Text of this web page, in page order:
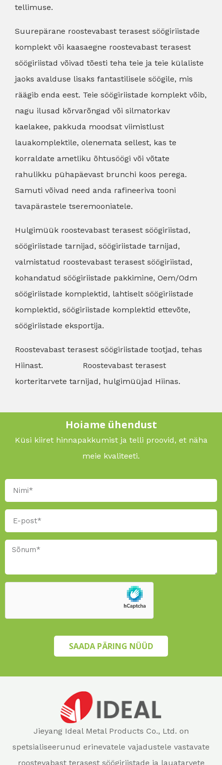
tellimuse.
Suurepärane roostevabast terasest söögiriistade
komplekt või kaasaegne roostevabast terasest
söögiriistad võivad tõesti teha teie ja teie külaliste
jaoks avalduse lisaks fantastilisele söögile, mis
räägib enda eest. Teie söögiriistade komplekt võib,
nagu ilusad kõrvarõngad või silmatorkav
kaelakee, pakkuda moodsat viimistlust
lauakomplektile, olenemata sellest, kas te
korraldate ametliku õhtusöögi või võtate
rahulikku pühapäevast brunchi koos perega.
Samuti võivad need anda rafineeriva tooni
tavapärastele tseremooniatele.
Hulgimüük roostevabast terasest söögiriistad,
söögiriistade tarnijad, söögiriistade tarnijad,
valmistatud roostevabast terasest söögiriistad,
kohandatud söögiriistade pakkimine, Oem/Odm
söögiriistade komplektid, lahtiselt söögiriistade
komplektid, söögiriistade komplektid ettevõte,
söögiriistade eksportija.
Roostevabast terasest söögiriistade tootjad, tehas
Hiinast. Roostevabast terasest
korteritarvete tarnijad, hulgimüüjad Hiinas.
Hoiame ühendust
Küsi kiiret hinnapakkumist ja telli proovid, et näha
meie kvaliteeti.
SAADA PÄRING NÜÜD
Jieyang Ideal Metal Products Co., Ltd. on
spetsialiseerunud erinevatele vajadustele vastavate
roostevabast terasest söögiriistade ja lauatarvete